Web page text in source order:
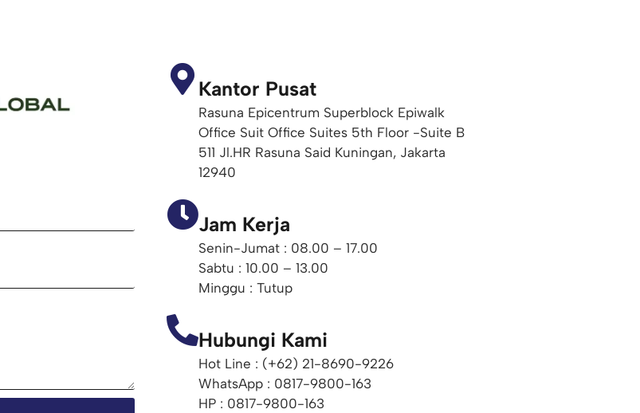
Kantor Pusat
Rasuna Epicentrum Superblock Epiwalk
Office Suit Office Suites 5th Floor -Suite B
511 Jl.HR Rasuna Said Kuningan, Jakarta
12940
Jam Kerja
Senin-Jumat : 08.00 – 17.00
Sabtu : 10.00 – 13.00
Minggu : Tutup
Hubungi Kami
Hot Line : (+62) 21-8690-9226​
WhatsApp : 0817-9800-163
HP : 0817-9800-163